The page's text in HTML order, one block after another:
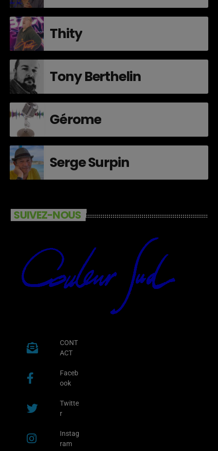
Thity
Tony Berthelin
Gérome
Serge Surpin
SUIVEZ-NOUS
CONT
ACT
Faceb
ook
Twitte
r
Instag
ram